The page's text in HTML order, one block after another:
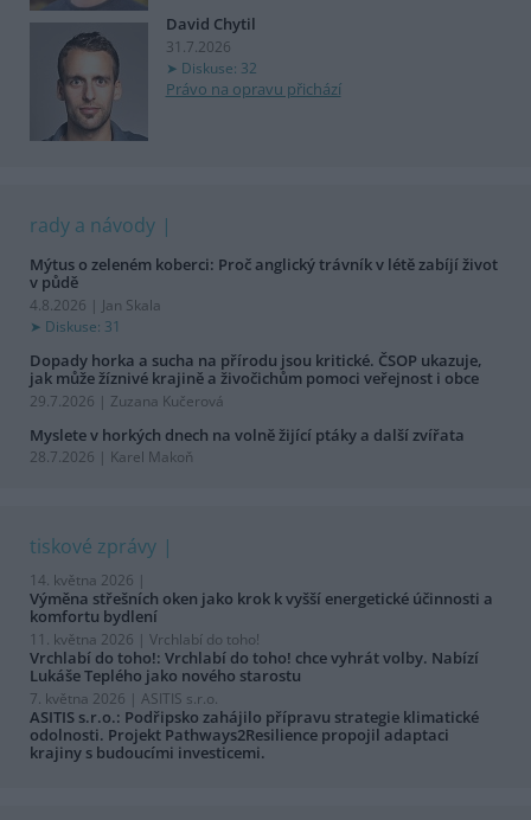
David Chytil
31.7.2026
Diskuse: 32
Právo na opravu přichází
rady a návody
Mýtus o zeleném koberci: Proč anglický trávník v létě zabíjí život
v půdě
4.8.2026 | Jan Skala
Diskuse: 31
Dopady horka a sucha na přírodu jsou kritické. ČSOP ukazuje,
jak může žíznivé krajině a živočichům pomoci veřejnost i obce
29.7.2026 | Zuzana Kučerová
Myslete v horkých dnech na volně žijící ptáky a další zvířata
28.7.2026 | Karel Makoň
tiskové zprávy
14. května 2026 |
Výměna střešních oken jako krok k vyšší energetické účinnosti a
komfortu bydlení
11. května 2026 | Vrchlabí do toho!
Vrchlabí do toho!: Vrchlabí do toho! chce vyhrát volby. Nabízí
Lukáše Teplého jako nového starostu
7. května 2026 | ASITIS s.r.o.
ASITIS s.r.o.: Podřipsko zahájilo přípravu strategie klimatické
odolnosti. Projekt Pathways2Resilience propojil adaptaci
krajiny s budoucími investicemi.